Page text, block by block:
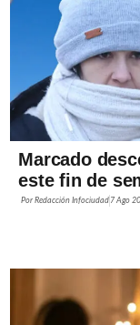
Marcado
este fin de
PorRedacción Infociudad 7 Ago